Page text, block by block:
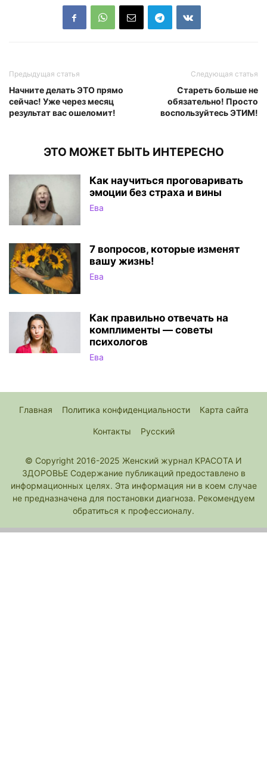
Предыдущая статья
Начните делать ЭТО прямо
сейчас! Уже через месяц
результат вас ошеломит!
Следующая статья
Стареть больше не
обязательно! Просто
воспользуйтесь ЭТИМ!
ЭТО МОЖЕТ БЫТЬ ИНТЕРЕСНО
Как научиться проговаривать
эмоции без страха и вины
Ева
7 вопросов, которые изменят
вашу жизнь!
Ева
Как правильно отвечать на
комплименты — советы
психологов
Ева
Главная Политика конфиденциальности Карта сайта
Контакты Русский
© Copyright 2016-2025 Женский журнал КРАСОТА И
ЗДОРОВЬЕ Содержание публикаций предоставлено в
информационных целях. Эта информация ни в коем случае
не предназначена для постановки диагноза. Рекомендуем
обратиться к профессионалу.